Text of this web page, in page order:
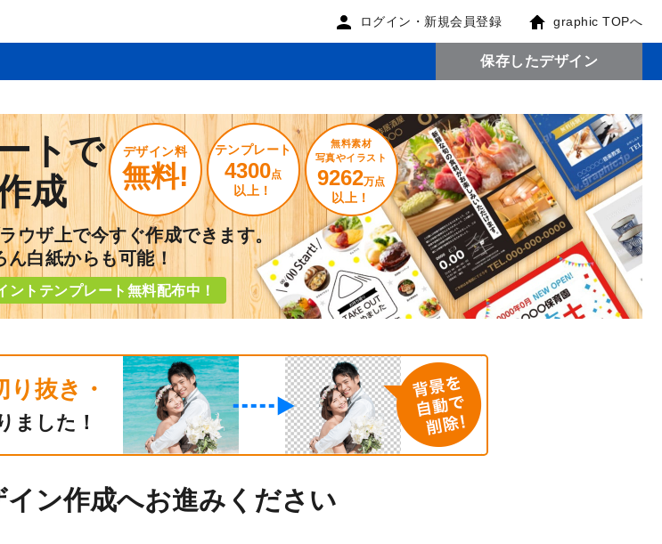
ログイン・新規会員登録 graphic TOPへ
保存したデザイン
トで
成
デザイン料
無料!
テンプレート
4300点
以上！
無料素材
写真やイラスト
9262万点
以上！
ウザ上で今すぐ作成できます。
ん白紙からも可能！
ントテンプレート無料配布中！
り抜き・
ました！
ン作成へお進みください